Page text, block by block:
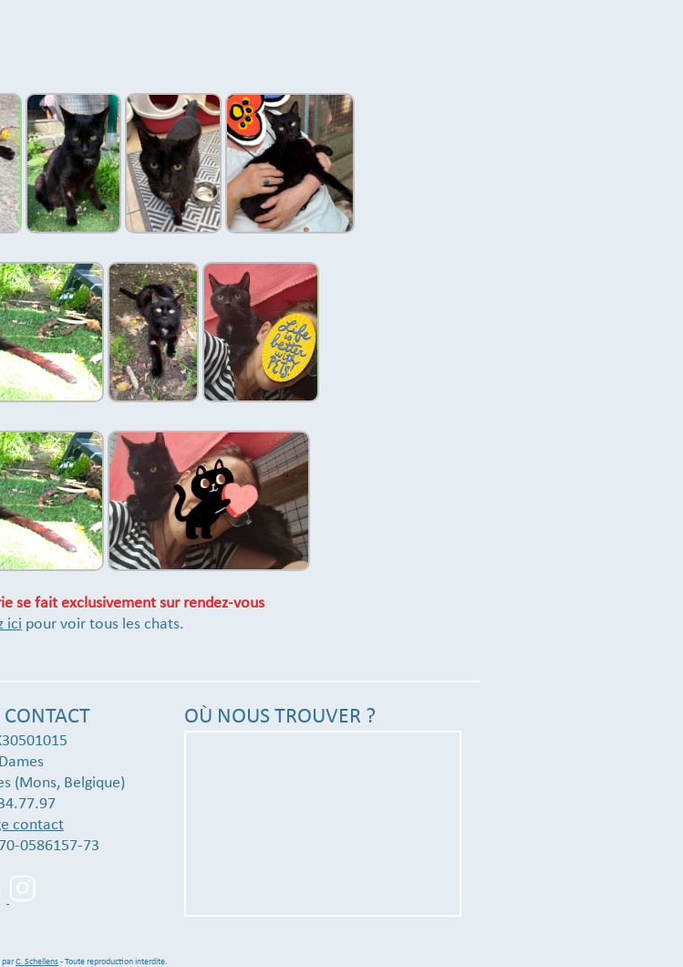
se fait exclusivement sur rendez-vous
ici pour voir tous les chats.
(Mons, Belgique)
contact
0586157-73
OÙ NOUS TROUVER ?
parC. Schellens- Toute reproduction interdite.